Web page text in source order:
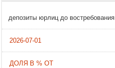
депозиты юрлиц до востребования